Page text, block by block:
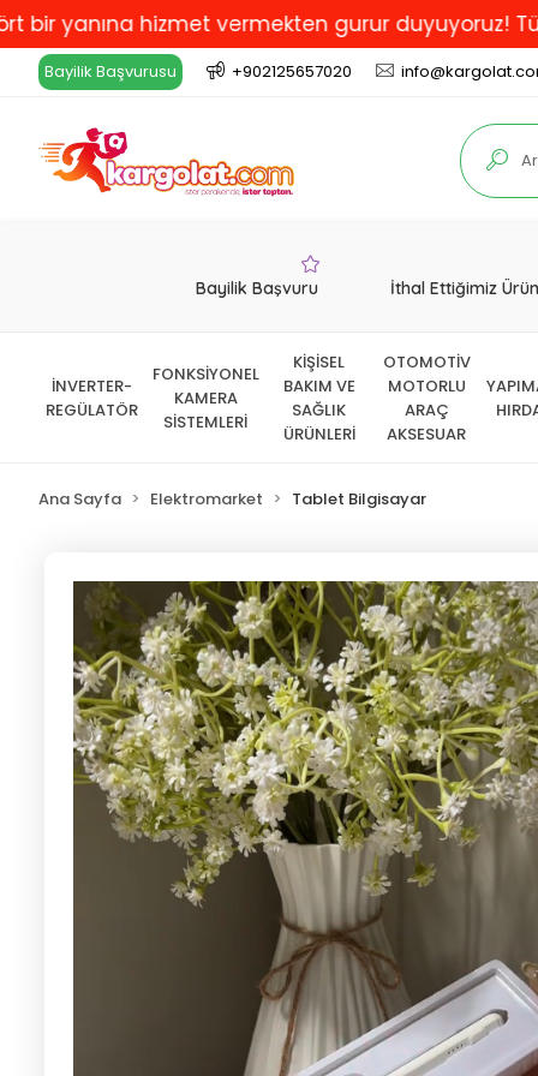
hizmet vermekten gurur duyuyoruz! Türkiye'de
Bayilik Başvurusu +902125657020
Bayilik Başvuru İthal Ettiğimiz
İNVERTER-
REGÜLATÖR
FONKSİYONEL
KAMERA
SİSTEMLERİ
KİŞİSEL
BAKIM VE
SAĞLIK
ÜRÜNLERİ
OTOMOTİV
MOTORLU
ARAÇ
AKSESUAR
Ana Sayfa Elektromarket Tablet Bilgisayar